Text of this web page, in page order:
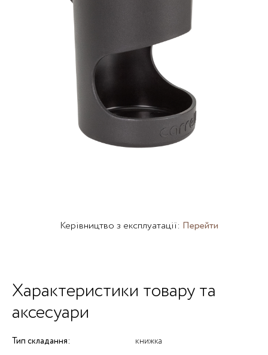
Керівництво з експлуатації: Перейти
Характеристики товару та
аксесуари
Тип складання: книжка